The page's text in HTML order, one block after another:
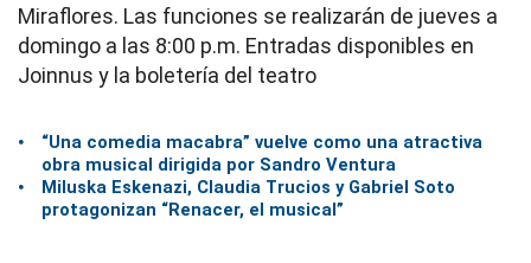
Miraflores. Las funciones se realizarán de jueves a
domingo a las 8:00 p.m. Entradas disponibles en
Joinnus y la boletería del teatro
“Una comedia macabra” vuelve como una atractiva
obra musical dirigida por Sandro Ventura
Miluska Eskenazi, Claudia Trucios y Gabriel Soto
protagonizan “Renacer, el musical”